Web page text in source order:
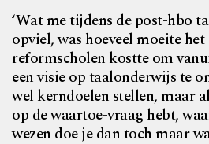
‘Wat me tijdens de post-hbo
opviel, was hoeveel moeite
reformscholen kostte om
een visie op taalonderwijs te
wel kerndoelen stellen, maar
op de waartoe-vraag hebt,
wezen doe je dan toch maar